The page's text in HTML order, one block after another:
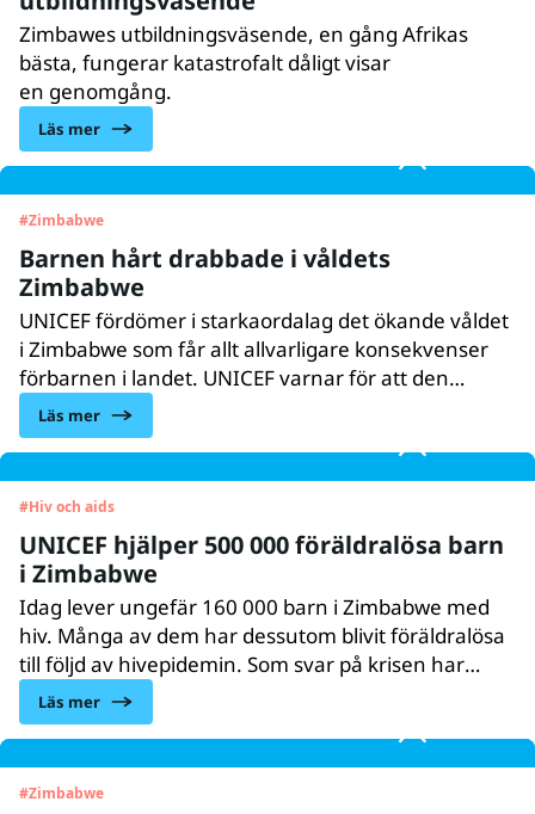
Zimbawes utbildningsväsende, en gång Afrikas
bästa, fungerar katastrofalt dåligt visar
en genomgång.
Läs mer
#Zimbabwe
Barnen hårt drabbade i våldets
Zimbabwe
UNICEF fördömer i starkaordalag det ökande våldet
i Zimbabwe som får allt allvarligare konsekvenser
förbarnen i landet. UNICEF varnar för att den
instabila situationen minskarmöjligheten att nå de
barn som är i störst behov av hjälp.
Läs mer
#Hiv och aids
UNICEF hjälper 500 000 föräldralösa barn
i Zimbabwe
Idag lever ungefär 160 000 barn i Zimbabwe med
hiv. Många av dem har dessutom blivit föräldralösa
till följd av hivepidemin. Som svar på krisen har
UNICEF utökat stödet till barn som förlorat en eller
båda sina föräldrar i aids — från att nå 50 000
Läs mer
#Zimbabwe